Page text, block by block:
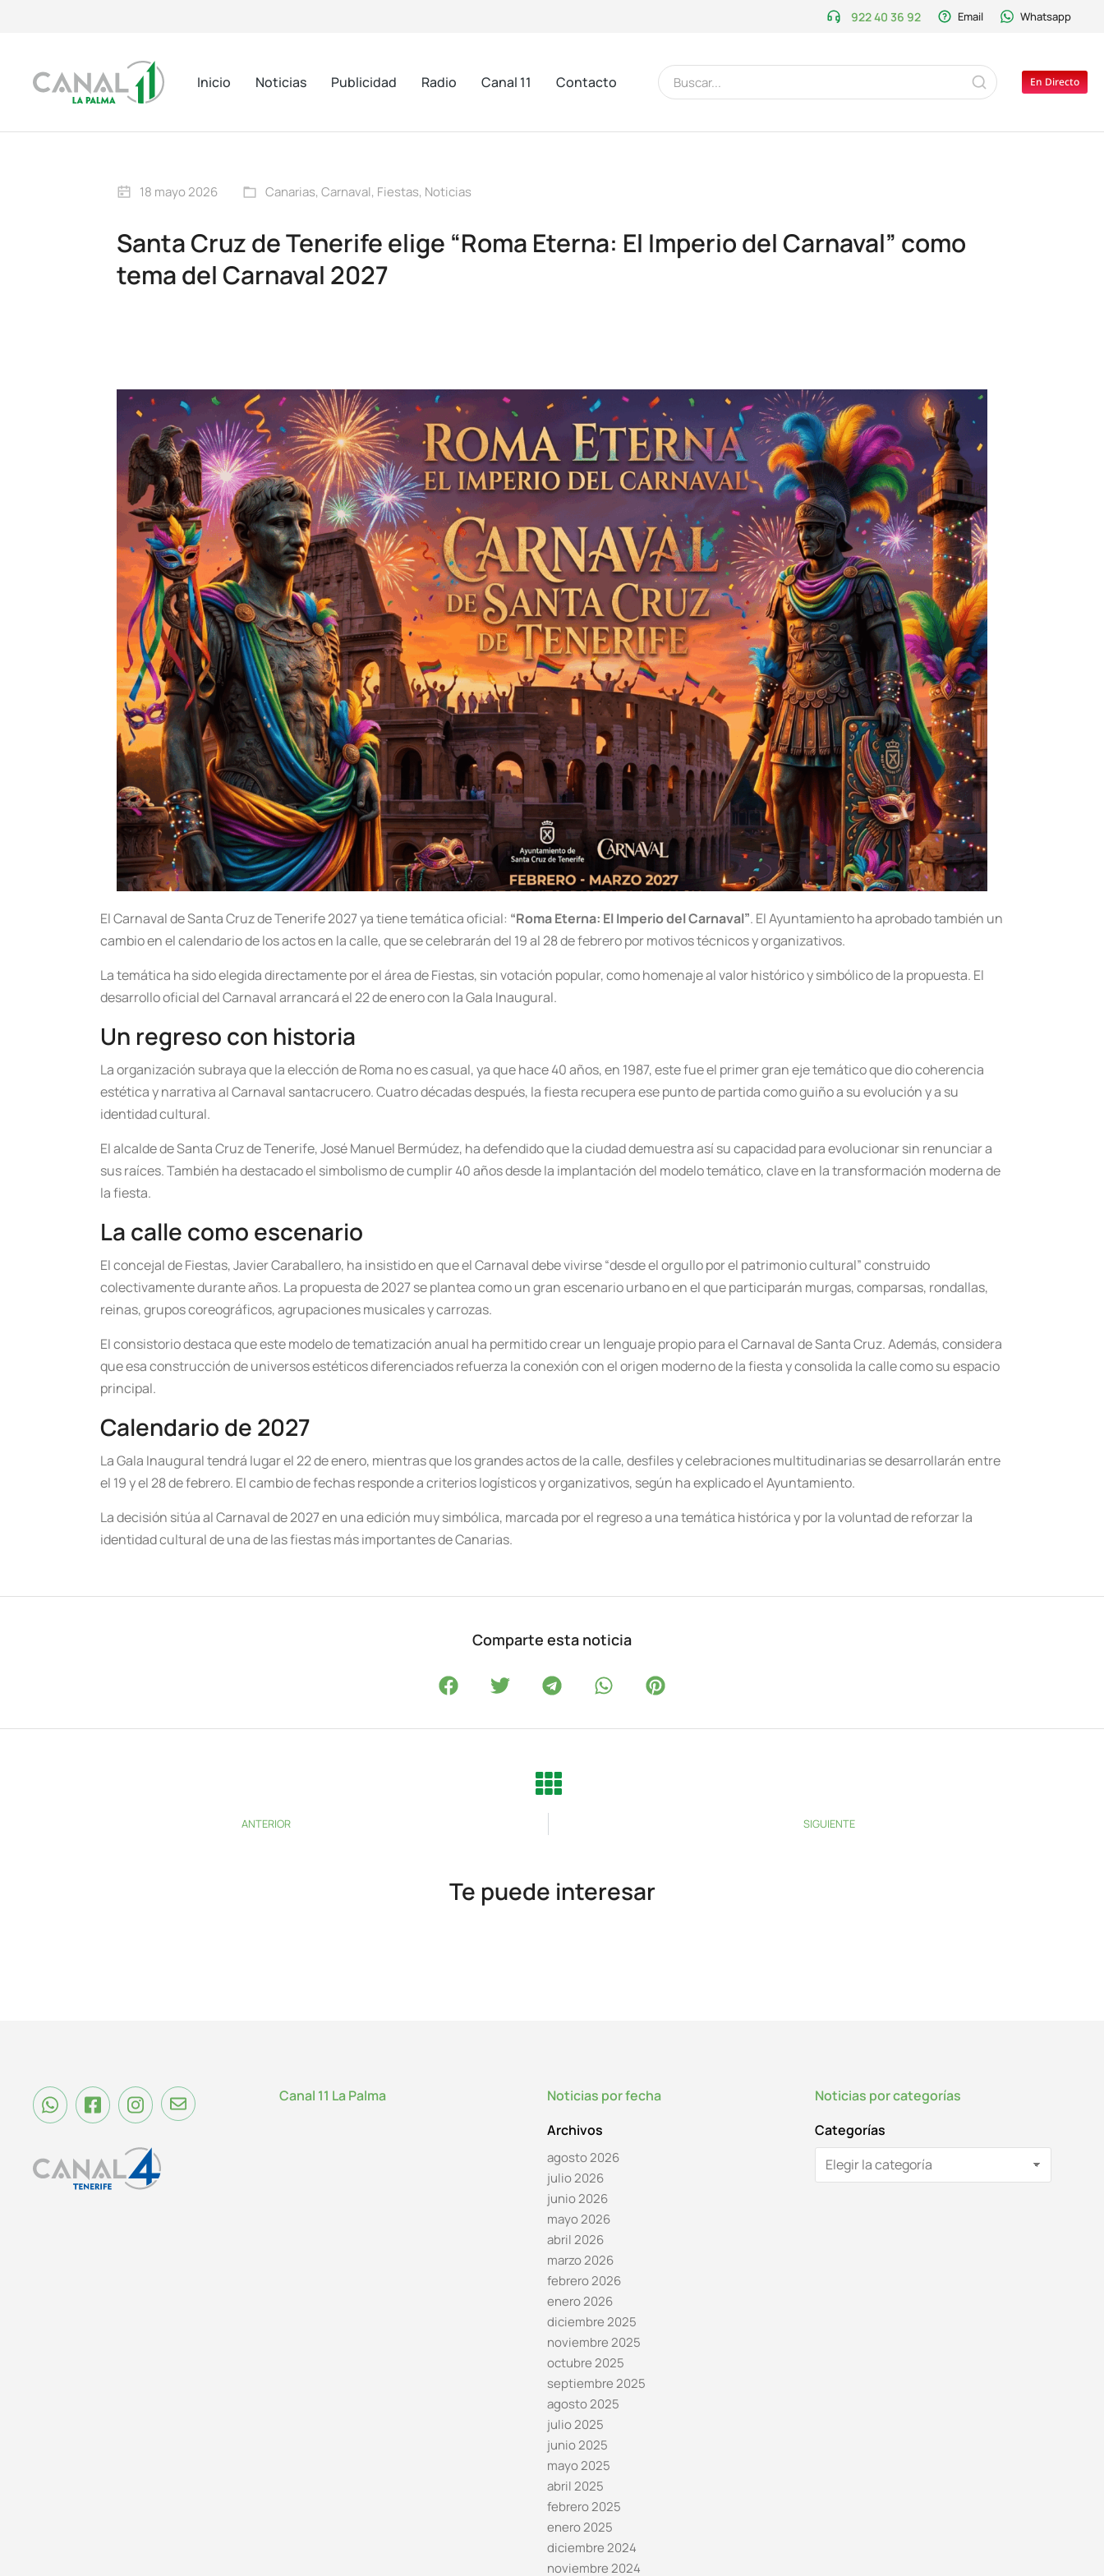
922 40 36 92 Email Whatsapp
Inicio Noticias Publicidad Radio Canal 11 Contacto En Directo
18 mayo 2026 Canarias, Carnaval, Fiestas, Noticias
Santa Cruz de Tenerife elige “Roma Eterna: El Imperio del Carnaval” como
tema del Carnaval 2027
El Carnaval de Santa Cruz de Tenerife 2027 ya tiene temática oficial: “Roma Eterna: El Imperio del Carnaval”. El Ayuntamiento ha aprobado también un
cambio en el calendario de los actos en la calle, que se celebrarán del 19 al 28 de febrero por motivos técnicos y organizativos.
La temática ha sido elegida directamente por el área de Fiestas, sin votación popular, como homenaje al valor histórico y simbólico de la propuesta. El
desarrollo oficial del Carnaval arrancará el 22 de enero con la Gala Inaugural.
Un regreso con historia
La organización subraya que la elección de Roma no es casual, ya que hace 40 años, en 1987, este fue el primer gran eje temático que dio coherencia
estética y narrativa al Carnaval santacrucero. Cuatro décadas después, la fiesta recupera ese punto de partida como guiño a su evolución y a su
identidad cultural.
El alcalde de Santa Cruz de Tenerife, José Manuel Bermúdez, ha defendido que la ciudad demuestra así su capacidad para evolucionar sin renunciar a
sus raíces. También ha destacado el simbolismo de cumplir 40 años desde la implantación del modelo temático, clave en la transformación moderna de
la fiesta.
La calle como escenario
El concejal de Fiestas, Javier Caraballero, ha insistido en que el Carnaval debe vivirse “desde el orgullo por el patrimonio cultural” construido
colectivamente durante años. La propuesta de 2027 se plantea como un gran escenario urbano en el que participarán murgas, comparsas, rondallas,
reinas, grupos coreográficos, agrupaciones musicales y carrozas.
El consistorio destaca que este modelo de tematización anual ha permitido crear un lenguaje propio para el Carnaval de Santa Cruz. Además, considera
que esa construcción de universos estéticos diferenciados refuerza la conexión con el origen moderno de la fiesta y consolida la calle como su espacio
principal.
Calendario de 2027
La Gala Inaugural tendrá lugar el 22 de enero, mientras que los grandes actos de la calle, desfiles y celebraciones multitudinarias se desarrollarán entre
el 19 y el 28 de febrero. El cambio de fechas responde a criterios logísticos y organizativos, según ha explicado el Ayuntamiento.
La decisión sitúa al Carnaval de 2027 en una edición muy simbólica, marcada por el regreso a una temática histórica y por la voluntad de reforzar la
identidad cultural de una de las fiestas más importantes de Canarias.
Comparte esta noticia
ANTERIOR SIGUIENTE
Te puede interesar
Canal 11 La Palma
Noticias por fecha
Archivos
agosto 2026
julio 2026
junio 2026
mayo 2026
abril 2026
marzo 2026
febrero 2026
enero 2026
diciembre 2025
noviembre 2025
octubre 2025
septiembre 2025
agosto 2025
julio 2025
junio 2025
mayo 2025
abril 2025
febrero 2025
enero 2025
diciembre 2024
noviembre 2024
Noticias por categorías
Categorías